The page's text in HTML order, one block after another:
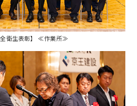
全衛生表彰】 ≪作業所≫